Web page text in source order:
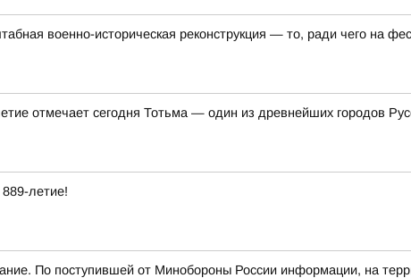
военно-историческая реконструкция — то, ради чего на
отмечает сегодня Тотьма — один из древнейших городов
летие!
По поступившей от Минобороны России информации, на